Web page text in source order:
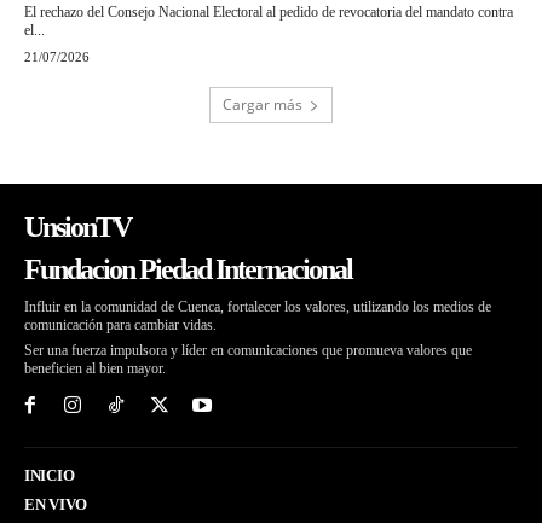
El rechazo del Consejo Nacional Electoral al pedido de revocatoria del mandato contra
el...
21/07/2026
Cargar más
UnsionTV
Fundacion Piedad Internacional
Influir en la comunidad de Cuenca, fortalecer los valores, utilizando los medios de
comunicación para cambiar vidas.
Ser una fuerza impulsora y líder en comunicaciones que promueva valores que
beneficien al bien mayor.
INICIO
EN VIVO